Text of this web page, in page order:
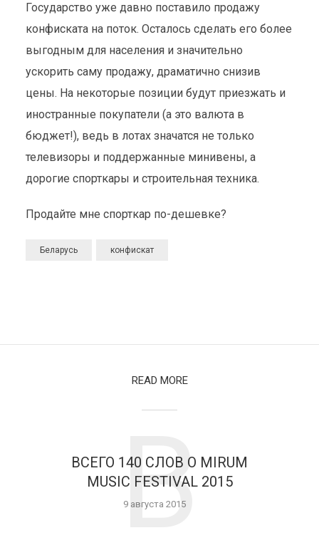
Государство уже давно поставило продажу
конфиската на поток. Осталось сделать его более
выгодным для населения и значительно
ускорить саму продажу, драматично снизив
цены. На некоторые позиции будут приезжать и
иностранные покупатели (а это валюта в
бюджет!), ведь в лотах значатся не только
телевизоры и поддержанные минивены, а
дорогие спорткары и строительная техника.
Продайте мне спорткар по-дешевке?
Беларусь конфискат
READ MORE
ВСЕГО 140 СЛОВ О MIRUM
MUSIC FESTIVAL 2015
9 августа 2015
В